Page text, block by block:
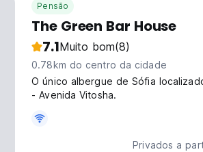
Pensão
The Green Bar House
7.1Muito bom(8)
0.78km do centro da cidade
O único albergue de Sófia
- Avenida Vitosha.
Privados a